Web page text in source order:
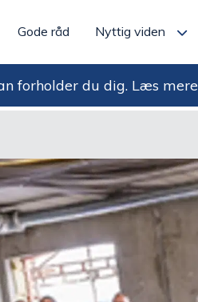
Gode råd Nyttig viden
forholder du dig. Læs mere